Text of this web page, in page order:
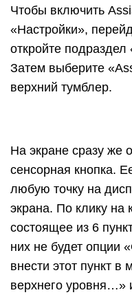
Чтобы включить
«Настройки»,
откройте
Затем выберите
верхний тумблер.
На экране сразу же
сенсорная кнопка.
любую точку на
экрана. По клику на
состоящее из 6
них не будет опции
внести этот пункт
верхнего уровня…»